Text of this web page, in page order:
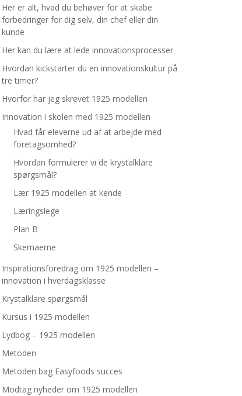
Her er alt, hvad du behøver for at skabe
forbedringer for dig selv, din chef eller din
kunde
Her kan du lære at lede innovationsprocesser
Hvordan kickstarter du en innovationskultur på
tre timer?
Hvorfor har jeg skrevet 1925 modellen
Innovation i skolen med 1925 modellen
Hvad får eleverne ud af at arbejde med
foretagsomhed?
Hvordan formulerer vi de krystalklare
spørgsmål?
Lær 1925 modellen at kende
Læringslege
Plan B
Skemaerne
Inspirationsforedrag om 1925 modellen –
innovation i hverdagsklasse
Krystalklare spørgsmål
Kursus i 1925 modellen
Lydbog – 1925 modellen
Metoden
Metoden bag Easyfoods succes
Modtag nyheder om 1925 modellen